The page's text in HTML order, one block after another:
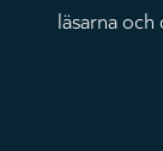
läsarna